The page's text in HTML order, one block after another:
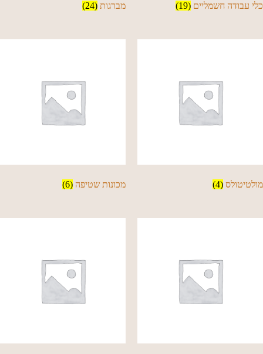
כלי עבודה חשמליים (19) מברגות (24)
מולטיטולס (4) מכונות שטיפה (6)